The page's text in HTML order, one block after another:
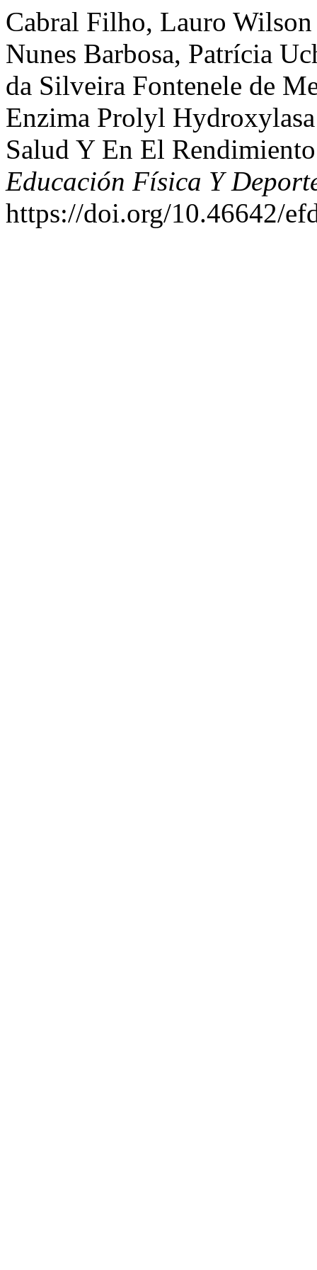
Cabral Filho, Lauro
Nunes Barbosa, Patrícia
da Silveira Fontenele de
Enzima Prolyl
Salud Y En El
Educación Física Y
https://doi.org/10.46642/